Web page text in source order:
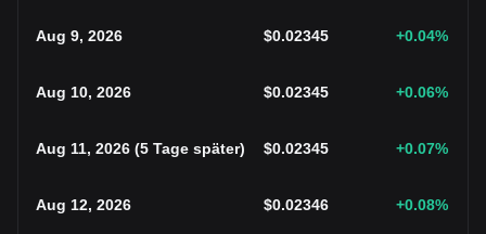
Aug 9, 2026 $0.02345 +0.04%
Aug 10, 2026 $0.02345 +0.06%
Aug 11, 2026 (5 Tage später) $0.02345 +0.07%
Aug 12, 2026 $0.02346 +0.08%